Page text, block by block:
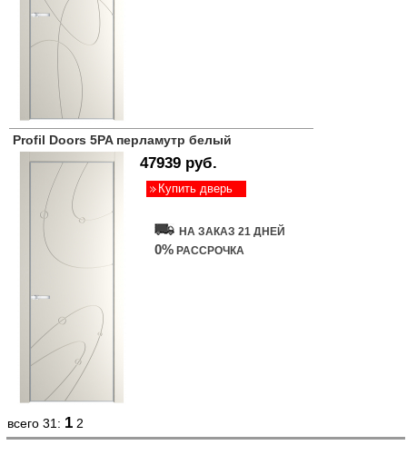
Profil Doors 5PA перламутр белый
47939 руб.
Купить дверь
НА ЗАКАЗ 21 ДНЕЙ
0% РАССРОЧКА
всего 31: 1 2